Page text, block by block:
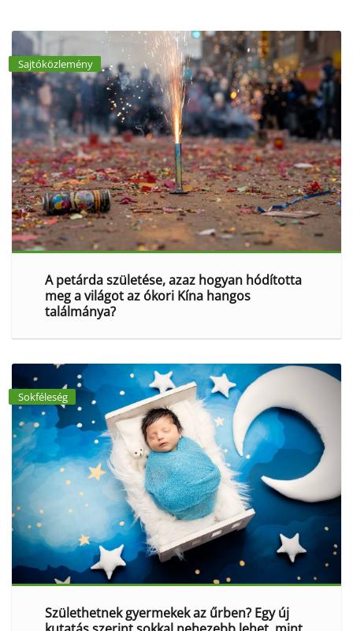
Sajtóközlemény
A petárda születése, azaz hogyan hódította
meg a világot az ókori Kína hangos
találmánya?
Sokféleség
Születhetnek gyermekek az űrben? Egy új